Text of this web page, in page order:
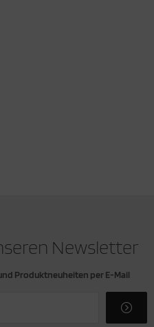
Newsletter
Produktneuheiten per E-Mail